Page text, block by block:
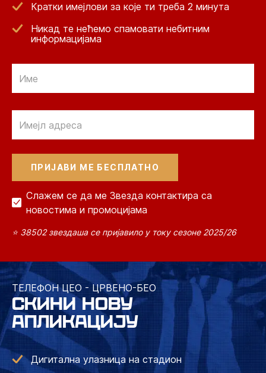
Кратки имејлови за које ти треба 2 минута
Никад те нећемо спамовати небитним
информацијама
Слажем се да ме Звезда контактира са
новостима и промоцијама
⭐ 38502 звездаша се пријавило у току сезоне 2025/26
ТЕЛЕФОН ЦЕО - ЦРВЕНО-БЕО
СКИНИ НОВУ
АПЛИКАЦИЈУ
Дигитална улазница на стадион